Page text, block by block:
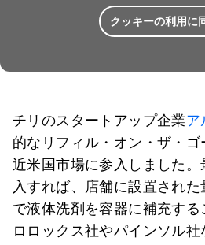
クッキーの利用に
チリのスタートアップ企業ア
的なリフィル・オン・ザ・
近米国市場に参入しました
入すれば、店舗に設置され
で液体洗剤を容器に補充する
ロロックス社やパインソル